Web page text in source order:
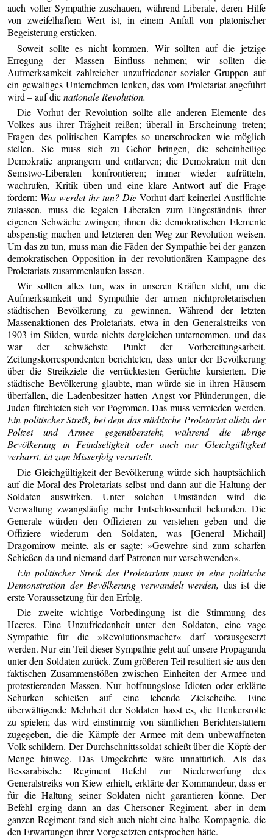
auch voller Sympathie zuschauen, während Liberale, deren Hilfe
von zweifelhaftem Wert ist, in einem Anfall von platonischer
Begeisterung ersticken.
Soweit sollte es nicht kommen. Wir sollten auf die jetzige
Erregung der Massen Einfluss nehmen; wir sollten die
Aufmerksamkeit zahlreicher unzufriedener sozialer Gruppen auf
ein gewaltiges Unternehmen lenken, das vom Proletariat angeführt
wird – auf dienationale Revolution.
Die Vorhut der Revolution sollte alle anderen Elemente des
Volkes aus ihrer Trägheit reißen; überall in Erscheinung treten;
Fragen des politischen Kampfes so unerschrocken wie möglich
stellen. Sie muss sich zu Gehör bringen, die scheinheilige
Demokratie anprangern und entlarven; die Demokraten mit den
Semstwo-Liberalen konfrontieren; immer wieder aufrütteln,
wachrufen, Kritik üben und eine klare Antwort auf die Frage
fordern: Was werdet ihr tun? DieVorhut darf keinerlei Ausflüchte
zulassen, muss die legalen Liberalen zum Eingeständnis ihrer
eigenen Schwäche zwingen; ihnen die demokratischen Elemente
abspenstig machen und letzteren den Weg zur Revolution weisen.
Um das zu tun, muss man die Fäden der Sympathie bei der ganzen
demokratischen Opposition in der revolutionären Kampagne des
Proletariats zusammenlaufen lassen.
Wir sollten alles tun, was in unseren Kräften steht, um die
Aufmerksamkeit und Sympathie der armen nichtproletarischen
städtischen Bevölkerung zu gewinnen. Während der letzten
Massenaktionen des Proletariats, etwa in den Generalstreiks von
1903 im Süden, wurde nichts dergleichen unternommen, und das
war der schwächste Punkt der Vorbereitungsarbeit.
Zeitungskorrespondenten berichteten, dass unter der Bevölkerung
über die Streikziele die verrücktesten Gerüchte kursierten. Die
städtische Bevölkerung glaubte, man würde sie in ihren Häusern
überfallen, die Ladenbesitzer hatten Angst vor Plünderungen, die
Juden fürchteten sich vor Pogromen. Das muss vermieden werden.
Ein politischer Streik, bei dem das städtische Proletariat allein der
Polizei und Armee gegenübersteht, während die übrige
Bevölkerung in Feindseligkeit oder auch nur Gleichgültigkeit
verharrt, ist zum Misserfolg verurteilt.
Die Gleichgültigkeit der Bevölkerung würde sich hauptsächlich
auf die Moral des Proletariats selbst und dann auf die Haltung der
Soldaten auswirken. Unter solchen Umständen wird die
Verwaltung zwangsläufig mehr Entschlossenheit bekunden. Die
Generale würden den Offizieren zu verstehen geben und die
Offiziere wiederum den Soldaten, was [General Michail]
Dragomirow meinte, als er sagte: »Gewehre sind zum scharfen
Schießen da und niemand darf Patronen nur verschwenden«.
Ein politischer Streik des Proletariats muss in eine politische
Demonstration der Bevölkerung verwandelt werden, das ist die
erste Voraussetzung für den Erfolg.
Die zweite wichtige Vorbedingung ist die Stimmung des
Heeres. Eine Unzufriedenheit unter den Soldaten, eine vage
Sympathie für die »Revolutionsmacher« darf vorausgesetzt
werden. Nur ein Teil dieser Sympathie geht auf unsere Propaganda
unter den Soldaten zurück. Zum größeren Teil resultiert sie aus den
faktischen Zusammenstößen zwischen Einheiten der Armee und
protestierenden Massen. Nur hoffnungslose Idioten oder erklärte
Schurken schießen auf eine lebende Zielscheibe. Eine
überwältigende Mehrheit der Soldaten hasst es, die Henkersrolle
zu spielen; das wird einstimmig von sämtlichen Berichterstattern
zugegeben, die die Kämpfe der Armee mit dem unbewaffneten
Volk schildern. Der Durchschnittssoldat schießt über die Köpfe der
Menge hinweg. Das Umgekehrte wäre unnatürlich. Als das
Bessarabische Regiment Befehl zur Niederwerfung des
Generalstreiks von Kiew erhielt, erklärte der Kommandeur, dass er
für die Haltung seiner Soldaten nicht garantieren könne. Der
Befehl erging dann an das Chersoner Regiment, aber in dem
ganzen Regiment fand sich auch nicht eine halbe Kompagnie, die
den Erwartungen ihrer Vorgesetzten entsprochen hätte.